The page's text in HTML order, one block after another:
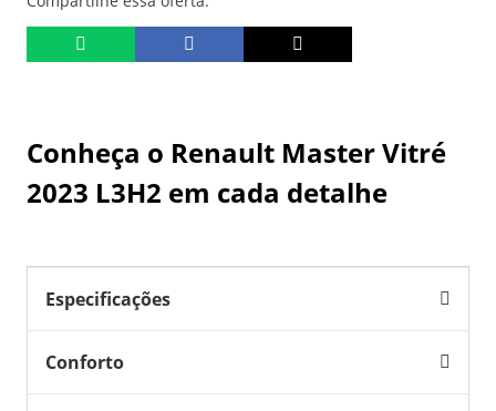
Conheça o Renault Master Vitré
2023 L3H2 em cada detalhe
Especificações
Conforto